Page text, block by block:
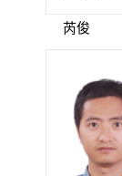
芮俊